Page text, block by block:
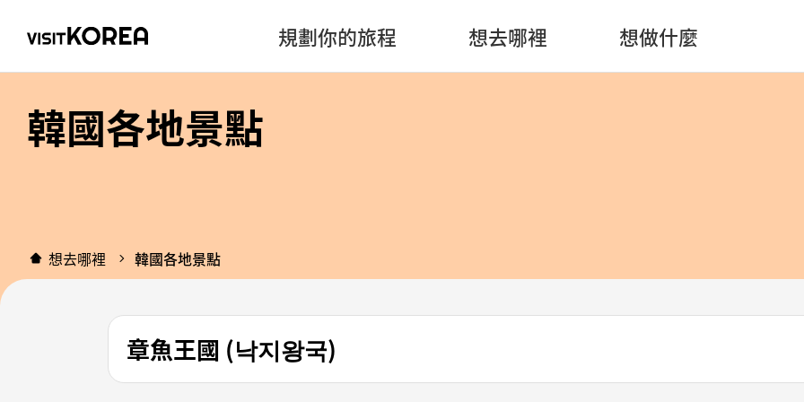
規劃你的旅程 想去哪裡 想做什麼
韓國各地景點
想去哪裡 韓國各地景點
章魚王國 (낙지왕국)